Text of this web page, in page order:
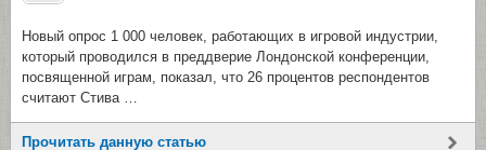
Новый опрос 1 000 человек, работающих в игровой индустрии,
который проводился в преддверие Лондонской конференции,
посвященной играм, показал, что 26 процентов респондентов
считают Стива …
Прочитать данную статью